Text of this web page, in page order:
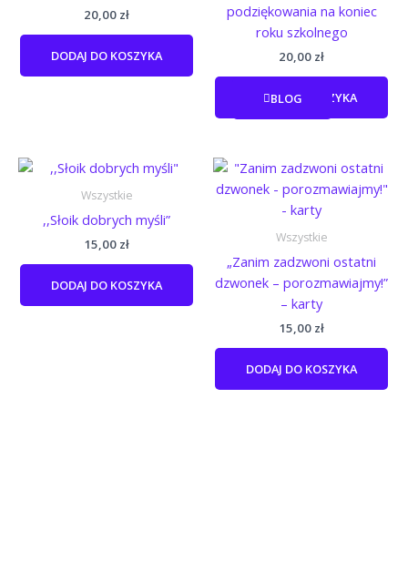
BLOG
20,00 zł
DODAJ DO KOSZYKA
podziękowania na koniec
roku szkolnego
20,00 zł
DODAJ DO KOSZYKA
Wszystkie
,,Słoik dobrych myśli”
15,00 zł
DODAJ DO KOSZYKA
Wszystkie
„Zanim zadzwoni ostatni
dzwonek – porozmawiajmy!”
– karty
15,00 zł
DODAJ DO KOSZYKA